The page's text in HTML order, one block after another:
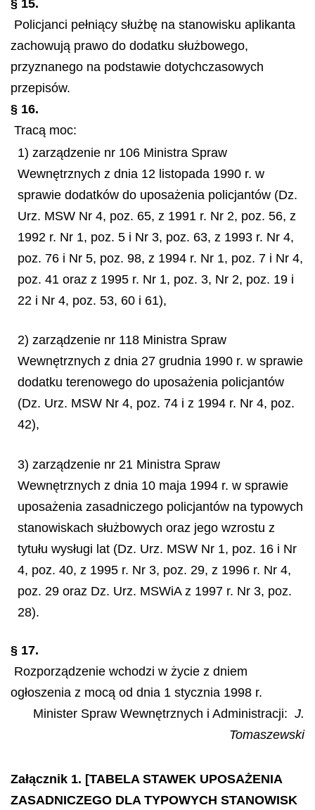
§ 15.
Policjanci pełniący służbę na stanowisku aplikanta
zachowują prawo do dodatku służbowego,
przyznanego na podstawie dotychczasowych
przepisów.
§ 16.
Tracą moc:
1) zarządzenie nr 106 Ministra Spraw
Wewnętrznych z dnia 12 listopada 1990 r. w
sprawie dodatków do uposażenia policjantów (Dz.
Urz. MSW Nr 4, poz. 65, z 1991 r. Nr 2, poz. 56, z
1992 r. Nr 1, poz. 5 i Nr 3, poz. 63, z 1993 r. Nr 4,
poz. 76 i Nr 5, poz. 98, z 1994 r. Nr 1, poz. 7 i Nr 4,
poz. 41 oraz z 1995 r. Nr 1, poz. 3, Nr 2, poz. 19 i
22 i Nr 4, poz. 53, 60 i 61),
2) zarządzenie nr 118 Ministra Spraw
Wewnętrznych z dnia 27 grudnia 1990 r. w sprawie
dodatku terenowego do uposażenia policjantów
(Dz. Urz. MSW Nr 4, poz. 74 i z 1994 r. Nr 4, poz.
42),
3) zarządzenie nr 21 Ministra Spraw
Wewnętrznych z dnia 10 maja 1994 r. w sprawie
uposażenia zasadniczego policjantów na typowych
stanowiskach służbowych oraz jego wzrostu z
tytułu wysługi lat (Dz. Urz. MSW Nr 1, poz. 16 i Nr
4, poz. 40, z 1995 r. Nr 3, poz. 29, z 1996 r. Nr 4,
poz. 29 oraz Dz. Urz. MSWiA z 1997 r. Nr 3, poz.
28).
§ 17.
Rozporządzenie wchodzi w życie z dniem
ogłoszenia z mocą od dnia 1 stycznia 1998 r.
Minister Spraw Wewnętrznych i Administracji: J.
Tomaszewski
Załącznik 1. [TABELA STAWEK UPOSAŻENIA
ZASADNICZEGO DLA TYPOWYCH STANOWISK